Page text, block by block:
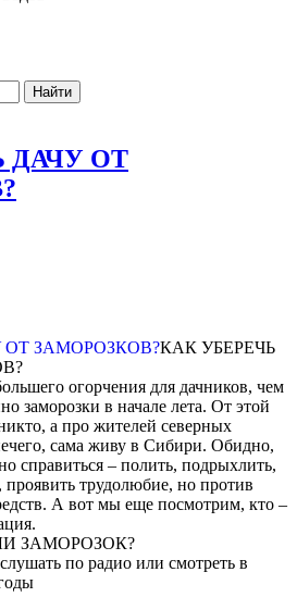
Найти
ДАЧУ ОТ
КАК УБЕРЕЧЬ
огорчения для дачников, чем
заморозки в начале лета. От этой
а про жителей северных
сама живу в Сибири. Обидно,
справиться – полить, подрыхлить,
проявить трудолюбие, но против
А вот мы еще посмотрим, кто –
ЗАМОРОЗОК?
по радио или смотреть в